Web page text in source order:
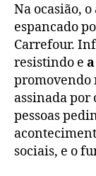
Na ocasião,
espancado
Carrefour.
resistindo e
promovendo
assinada por
pessoas
sociais, e o